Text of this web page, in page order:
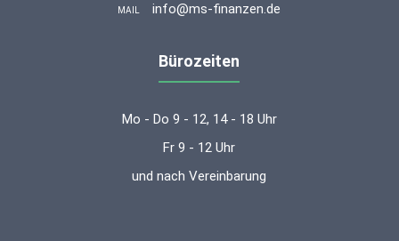
MAIL info@ms-finanzen.de
Bürozeiten
Mo - Do 9 - 12, 14 - 18 Uhr
Fr 9 - 12 Uhr
und nach Vereinbarung